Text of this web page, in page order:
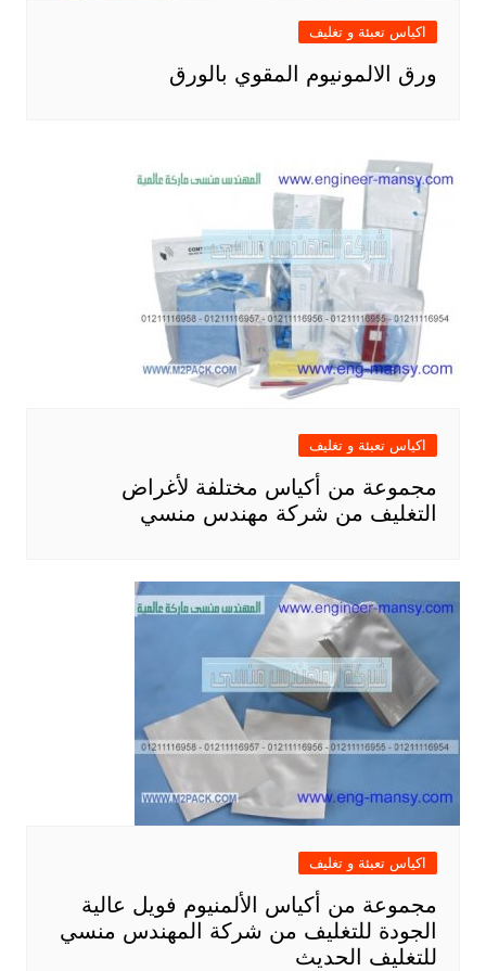
اكياس تعبئة و تغليف
ورق الالمونيوم المقوي بالورق
اكياس تعبئة و تغليف
مجموعة من أكياس مختلفة لأغراض
التغليف من شركة مهندس منسي
اكياس تعبئة و تغليف
مجموعة من أكياس الألمنيوم فويل عالية
الجودة للتغليف من شركة المهندس منسي
للتغليف الحديث